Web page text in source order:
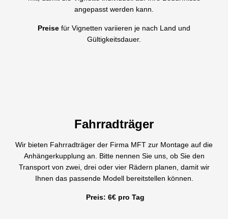
angepasst werden kann.
Preise für Vignetten variieren je nach Land und
Gültigkeitsdauer.
Fahrradträger
Wir bieten Fahrradträger der Firma MFT zur Montage auf die
Anhängerkupplung an. Bitte nennen Sie uns, ob Sie den
Transport von zwei, drei oder vier Rädern planen, damit wir
Ihnen das passende Modell bereitstellen können.
Preis: 6€ pro Tag